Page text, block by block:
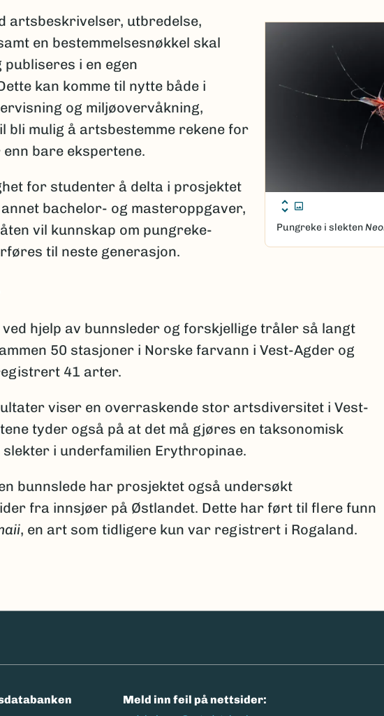
Pungreke i slekten
artsbeskrivelser, utbredelse,
en bestemmelsesnøkkel skal
i en egen
kan komme til nytte både i
og miljøovervåkning,
bli mulig å artsbestemme rekene for
bare ekspertene.
for studenter å delta i prosjektet
bachelor- og masteroppgaver,
vil kunnskap om pungreke-
til neste generasjon.
hjelp av bunnsleder og forskjellige tråler så langt
50 stasjoner i Norske farvann i Vest-Agder og
41 arter.
viser en overraskende stor artsdiversitet i Vest-
tyder også på at det må gjøres en taksonomisk
i underfamilien Erythropinae.
bunnslede har prosjektet også undersøkt
fra innsjøer på Østlandet. Dette har ført til flere funn
, en art som tidligere kun var registrert i Rogaland.
Meld inn feil på nettsider: